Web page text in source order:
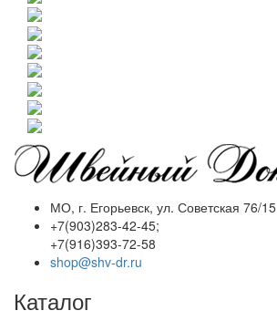
МО, г. Егорьевск, ул. Советская 76/15
+7(903)283-42-45;
+7(916)393-72-58
shop@shv-dr.ru
Каталог